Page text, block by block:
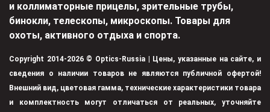
и коллиматорные прицелы, зрительные трубы,
бинокли, телескопы, микроскопы. Товары для
охоты, активного отдыха и спорта.
Copyright 2014-2026 © Optics-Russia | Цены, указанные на сайте, и
сведения о наличии товаров не являются публичной офертой!
Внешний вид, цветовая гамма, технические характеристики товара
и комплектность могут отличаться от реальных, уточняйте